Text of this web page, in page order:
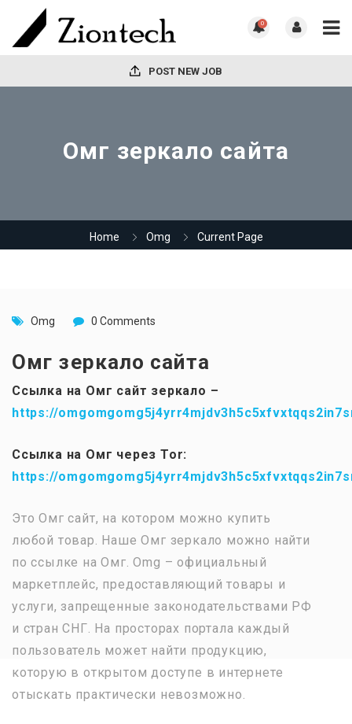
0
POST NEW JOB
Омг зеркало сайта
Home Omg Current Page
Omg 0 Comments
Омг зеркало сайта
Ссылка на Омг сайт зеркало –
https://
Ссылка на Омг через Tor:
https://
Это Омг сайт, на котором можно купить
любой товар. Наше Омг зеркало можно найти
по ссылке на Омг. Omg – официальный
маркетплейс, предоставляющий товары и
услуги, запрещенные законодательствами РФ
и стран СНГ. На просторах портала каждый
пользователь может найти продукцию,
которую в открытом доступе в интернете
отыскать практически невозможно.